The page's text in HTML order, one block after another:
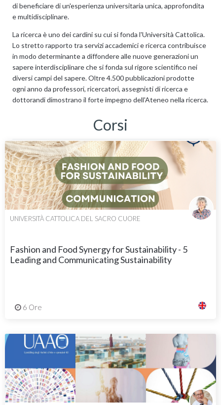
di beneficiare di un'esperienza universitaria unica, approfondita
e multidisciplinare.
La ricerca è uno dei cardini su cui si fonda l'Università Cattolica.
Lo stretto rapporto tra servizi accademici e ricerca contribuisce
in modo determinante a diffondere alle nuove generazioni un
sapere interdisciplinare che si fonda sul rigore scientifico nei
diversi campi del sapere. Oltre 4.500 pubblicazioni prodotte
ogni anno da professori, ricercatori, assegnisti di ricerca e
dottorandi dimostrano il forte impegno dell'Ateneo nella ricerca.
Corsi
UNIVERSITÀ CATTOLICA DEL SACRO CUORE
Fashion and Food Synergy for Sustainability - 5
Leading and Communicating Sustainability
6 Ore